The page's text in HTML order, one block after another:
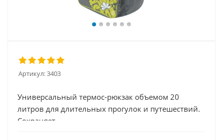
Артикул:3403
Универсальный термос-рюкзак объемом 20
литров для длительных прогулок и путешествий.
Сохраняет...